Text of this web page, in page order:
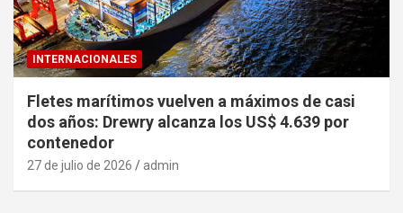
INTERNACIONALES
Fletes marítimos vuelven a máximos de casi
dos años: Drewry alcanza los US$ 4.639 por
contenedor
27 de julio de 2026 admin